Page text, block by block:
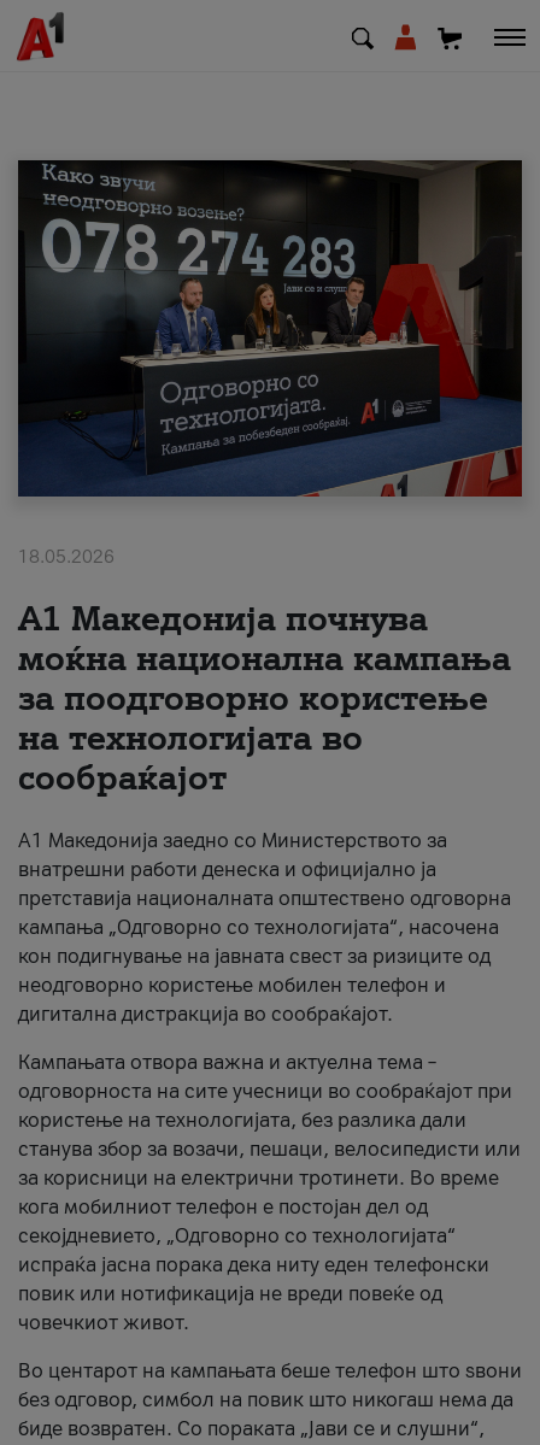
МК EN SQ
Деловни
Поддршка
Надополни кредит
#ПодобарОнлајн
18.05.2026
A1 Македонија почнува
моќна национална кампања
за поодговорно користење
на технологијата во
сообраќајот
A1 Македонија заедно со Министерството за
внатрешни работи денеска и официјално ја
претставија националната општествено одговорна
кампања „Одговорно со технологијата“, насочена
кон подигнување на јавната свест за ризиците од
неодговорно користење мобилен телефон и
дигитална дистракција во сообраќајот.
Кампањата отвора важна и актуелна тема –
одговорноста на сите учесници во сообраќајот при
користење на технологијата, без разлика дали
станува збор за возачи, пешаци, велосипедисти или
за корисници на електрични тротинети. Во време
кога мобилниот телефон е постојан дел од
секојдневието, „Одговорно со технологијата“
испраќа јасна порака дека ниту еден телефонски
повик или нотификација не вреди повеќе од
човечкиот живот.
Во центарот на кампањата беше телефон што ѕвони
без одговор, симбол на повик што никогаш нема да
биде возвратен. Со пораката „Јави се и слушни“,